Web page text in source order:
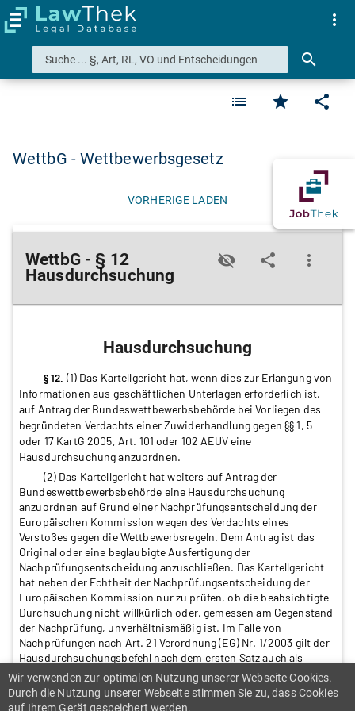
search
more_vert
list star share
WettbG - Wettbewerbsgesetz
VORHERIGE LADEN
WettbG - § 12
Hausdurchsuchung
visibility_off share more_vert
Hausdurchsuchung
§ 12. (1) Das Kartellgericht hat, wenn dies zur Erlangung von
Informationen aus geschäftlichen Unterlagen erforderlich ist,
auf Antrag der Bundeswettbewerbsbehörde bei Vorliegen des
begründeten Verdachts einer Zuwiderhandlung gegen §§ 1, 5
oder 17 KartG 2005, Art. 101 oder 102 AEUV eine
Hausdurchsuchung anzuordnen.
(2) Das Kartellgericht hat weiters auf Antrag der
Bundeswettbewerbsbehörde eine Hausdurchsuchung
anzuordnen auf Grund einer Nachprüfungsentscheidung der
Europäischen Kommission wegen des Verdachts eines
Verstoßes gegen die Wettbewerbsregeln. Dem Antrag ist das
Original oder eine beglaubigte Ausfertigung der
Nachprüfungsentscheidung anzuschließen. Das Kartellgericht
hat neben der Echtheit der Nachprüfungsentscheidung der
Europäischen Kommission nur zu prüfen, ob die beabsichtigte
Durchsuchung nicht willkürlich oder, gemessen am Gegenstand
der Nachprüfung, unverhältnismäßig ist. Im Falle von
Nachprüfungen nach Art. 21 Verordnung (EG) Nr. 1/2003 gilt der
Hausdurchsuchungsbefehl nach dem ersten Satz auch als
Genehmigung im Sinne des Art. 21 Abs. 3 erster Satz der
zitierten Verordnung.
(3) Die Hausdurchsuchung ist vom Senatsvorsitzenden im
Wir verwenden zur optimalen Nutzung unserer Webseite Cookies.
Durch die Nutzung unserer Webseite stimmen Sie zu, dass Cookies
auf Ihrem Gerät gespeichert werden.